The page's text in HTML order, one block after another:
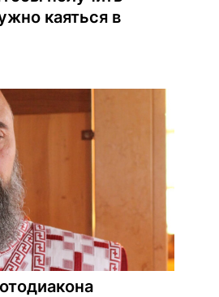
каяться в